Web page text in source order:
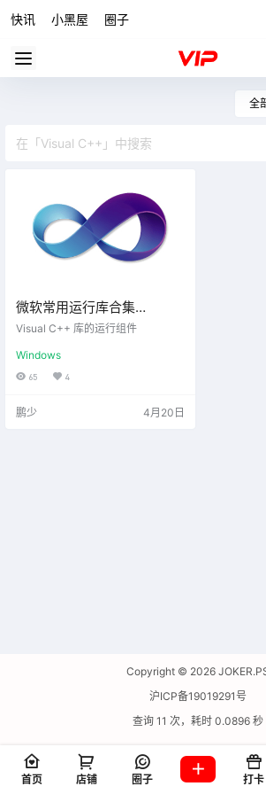
快讯 小黑屋 圈子
全
微软常用运行库合集
2026.04.16
Visual C++ 库的运行组件
Windows
65 4
鹏少 4月20日
Copyright © 2026
沪ICP备19019291号
查询 11 次，耗时 0.0896 秒
首页 店铺 圈子 打卡